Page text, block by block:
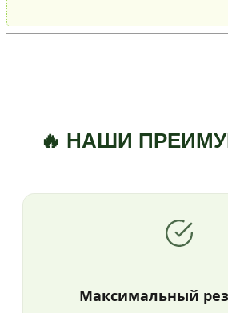
🔥 НАШИ
Максимальный